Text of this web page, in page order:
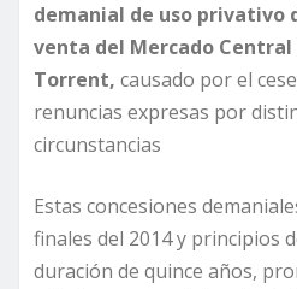
demanial de uso privativo
venta del Mercado
Torrent, causado por el
renuncias expresas por
circunstancias
Estas concesiones
finales del 2014 y principios
duración de quince años,